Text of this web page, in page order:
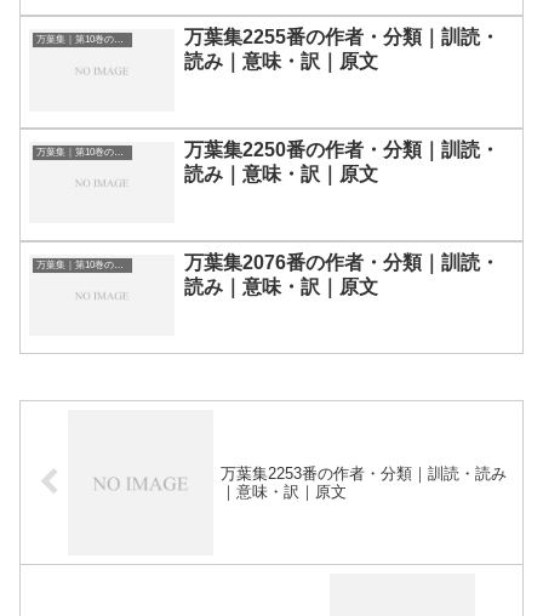
万葉集｜第10巻の和歌一覧
万葉集2255番の作者・分類｜訓読・
読み｜意味・訳｜原文
万葉集｜第10巻の和歌一覧
万葉集2250番の作者・分類｜訓読・
読み｜意味・訳｜原文
万葉集｜第10巻の和歌一覧
万葉集2076番の作者・分類｜訓読・
読み｜意味・訳｜原文
万葉集2253番の作者・分類｜訓読・読み
｜意味・訳｜原文